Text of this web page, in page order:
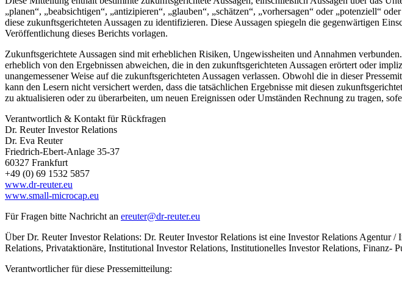
„planen“, „beabsichtigen“, „antizipieren“, „glauben“, „schätzen“, „vorhersagen“ oder „potenziell“
diese zukunftsgerichteten Aussagen zu identifizieren. Diese Aussagen spiegeln die gegenwärtigen
Veröffentlichung dieses Berichts vorlagen.
Zukunftsgerichtete Aussagen sind mit erheblichen Risiken, Ungewissheiten und Annahmen
erheblich von den Ergebnissen abweichen, die in den zukunftsgerichteten Aussagen erörtert oder
unangemessener Weise auf die zukunftsgerichteten Aussagen verlassen. Obwohl die in dieser
kann den Lesern nicht versichert werden, dass die tatsächlichen Ergebnisse mit diesen
zu aktualisieren oder zu überarbeiten, um neuen Ereignissen oder Umständen Rechnung zu tragen,
Verantwortlich & Kontakt für Rückfragen
Dr. Reuter Investor Relations
Dr. Eva Reuter
Friedrich-Ebert-Anlage 35-37
60327 Frankfurt
+49 (0) 69 1532 5857
www.dr-reuter.eu
www.small-microcap.eu
Für Fragen bitte Nachricht an ereuter@dr-reuter.eu
Über Dr. Reuter Investor Relations: Dr. Reuter Investor Relations ist eine Investor Relations
Relations, Privataktionäre, Institutional Investor Relations, Institutionelles Investor Relations,
Verantwortlicher für diese Pressemitteilung: